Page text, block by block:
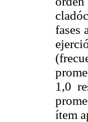
fases
1,0
ítem